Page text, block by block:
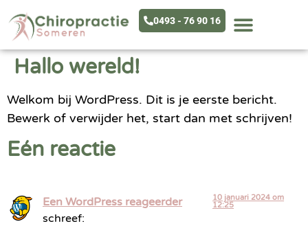
0493 - 76 90 16
Hallo wereld!
Welkom bij WordPress. Dit is je eerste bericht.
Bewerk of verwijder het, start dan met schrijven!
Eén reactie
Een WordPress reageerder
schreef:
10 januari 2024 om
12:25